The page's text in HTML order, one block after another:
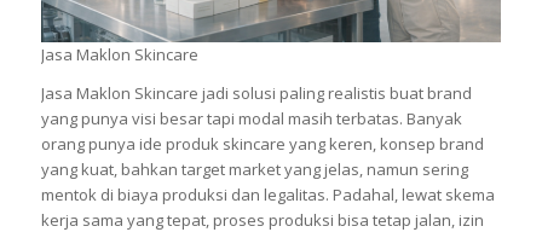
Jasa Maklon Skincare
Jasa Maklon Skincare jadi solusi paling realistis buat brand
yang punya visi besar tapi modal masih terbatas. Banyak
orang punya ide produk skincare yang keren, konsep brand
yang kuat, bahkan target market yang jelas, namun sering
mentok di biaya produksi dan legalitas. Padahal, lewat skema
kerja sama yang tepat, proses produksi bisa tetap jalan, izin